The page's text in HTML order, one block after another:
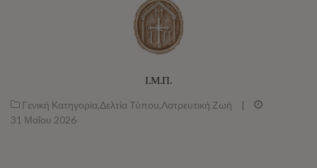
Ι.Μ.Π.
Γενική Κατηγορία,Δελτία Τύπου,Λατρευτική Ζωή
|
31 Μαΐου 2026